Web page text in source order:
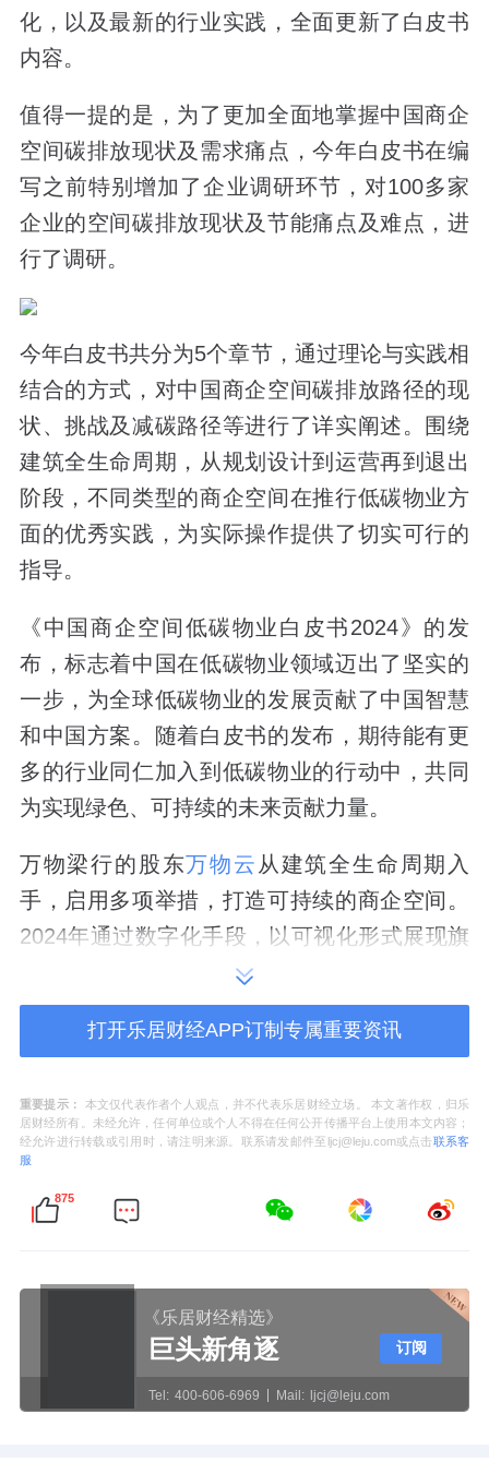
化，以及最新的行业实践，全面更新了白皮书
内容。
值得一提的是，为了更加全面地掌握中国商企
空间碳排放现状及需求痛点，今年白皮书在编
写之前特别增加了企业调研环节，对100多家
企业的空间碳排放现状及节能痛点及难点，进
行了调研。
今年白皮书共分为5个章节，通过理论与实践相
结合的方式，对中国商企空间碳排放路径的现
状、挑战及减碳路径等进行了详实阐述。围绕
建筑全生命周期，从规划设计到运营再到退出
阶段，不同类型的商企空间在推行低碳物业方
面的优秀实践，为实际操作提供了切实可行的
指导。
《中国商企空间低碳物业白皮书2024》的发
布，标志着中国在低碳物业领域迈出了坚实的
一步，为全球低碳物业的发展贡献了中国智慧
和中国方案。随着白皮书的发布，期待能有更
多的行业同仁加入到低碳物业的行动中，共同
为实现绿色、可持续的未来贡献力量。
万物梁行的股东万物云 从建筑全生命周期入
手，启用多项举措，打造可持续的商企空间。
2024年通过数字化手段，以可视化形式展现旗
下服务单元的月度能源消耗和碳排放情况，为
制定节能减排措施提供数据支持。近日，万物
“数字碳排放项目”荣获“ESG年度行动突破先
商企空间全生命周期可持续运营的中国实践
本次零碳城市峰会由RICS与REDAS联合主
办，邀请了新加坡国家发展部、交通部等多个
企业代表，共约400人参会。万物梁行作为唯
一的中国物业公司代表应邀参会。
会上，万物梁行董事长莫凡围绕《LowCarbon
打开乐居财经APP订制专属重要资讯
重要提示：
本文仅代表作者个人观点，并不代表乐居财经立场。 本文著作权，归乐
居财经所有。未经允许，任何单位或个人不得在任何公开传播平台上使用本文内容；
经允许进行转载或引用时，请注明来源。联系请发邮件至ljcj@leju.com或点击联系客
服
875
《乐居财经精选》
巨头新角逐
Tel: 400-606-6969 Mail: ljcj@leju.com
订阅